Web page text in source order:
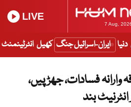
7 Aug,
LIVE
دنیا ایران-اسرائیل جنگ کھیل انٹرٹینمنٹ
وارانہ فسادات، جھڑپیں،
انٹرنیٹ بند